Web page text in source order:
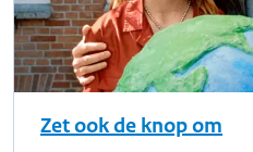
Zet ook de knop om